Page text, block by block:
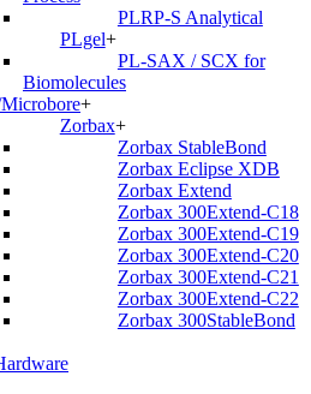
PLRP-S Analytical
PLgel+
PL-SAX / SCX for
Biomolecules
+
Zorbax+
Zorbax StableBond
Zorbax Eclipse XDB
Zorbax Extend
Zorbax 300Extend-C18
Zorbax 300Extend-C19
Zorbax 300Extend-C20
Zorbax 300Extend-C21
Zorbax 300Extend-C22
Zorbax 300StableBond